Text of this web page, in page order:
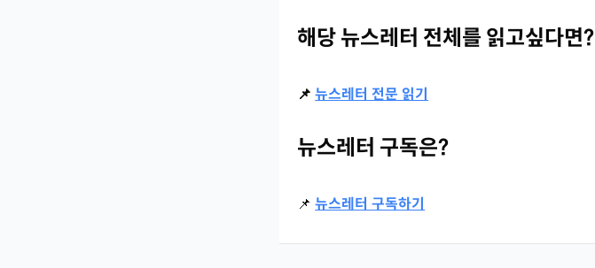
해당 뉴스레터 전체를 읽고싶다면?
📌뉴스레터 전문 읽기
뉴스레터 구독은?
📌뉴스레터 구독하기